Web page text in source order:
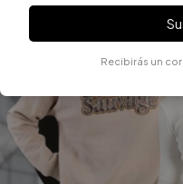
Recibirás un